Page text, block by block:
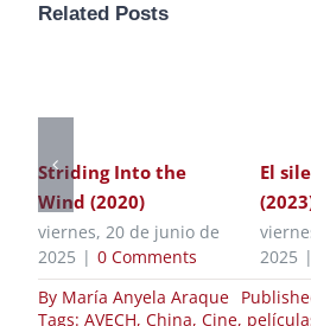
Related Posts
Striding Into the
Wind (2020)
viernes, 20 de junio de
2025 | 0 Comments
El
2025 |
By María Anyela Araque
Tags: AVECH, China, Cine,